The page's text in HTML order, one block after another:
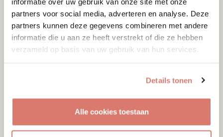
partners voor social media, adverteren en analyse. Deze
partners kunnen deze gegevens combineren met andere
informatie die u aan ze heeft verstrekt of die ze hebben
verzameld op basis van uw gebruik van hun services.
Details tonen
Alle cookies toestaan
Figo
Berkhout